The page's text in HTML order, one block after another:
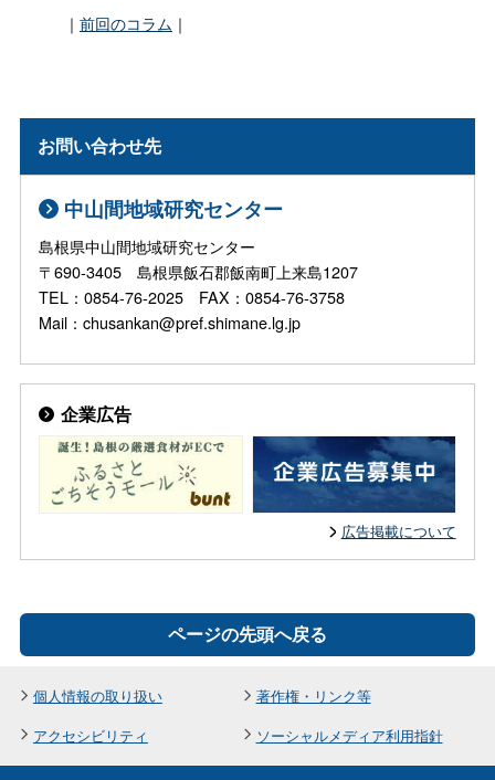
｜ 前回のコラム ｜
お問い合わせ先
中山間地域研究センター
島根県中山間地域研究センター
〒690-3405 島根県飯石郡飯南町上来島1207
TEL：0854-76-2025 FAX：0854-76-3758
Mail：chusankan@pref.shimane.lg.jp
企業広告
広告掲載について
ページの先頭へ戻る
個人情報の取り扱い
著作権・リンク等
アクセシビリティ
ソーシャルメディア利用指針